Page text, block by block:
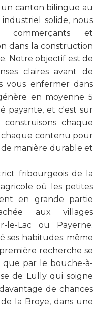
canton bilingue au
solide, nous
commerçants et
dans la construction
Notre objectif est de
claires avant de
vous enfermer dans
en moyenne 5
payante, et c'est sur
chaque
chaque contenu pour
manière durable et
fribourgeois de la
où les petites
en grande partie
aux villages
le-Lac ou Payerne.
ses habitudes: même
recherche se
que par le bouche-à-
de Lully qui soigne
de chances
la Broye, dans une